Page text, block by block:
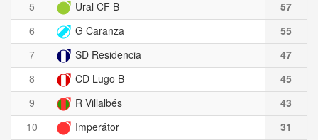
5
Ural CF B
57
6
G Caranza
55
7
SD Residencia
47
8
CD Lugo B
45
9
R Villalbés
43
10
Imperátor
31